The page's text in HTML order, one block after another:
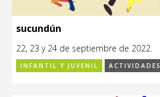
sucundún
22, 23 y 24 de septiembre de 2022.
INFANTIL Y JUVENIL ACTIVIDADES